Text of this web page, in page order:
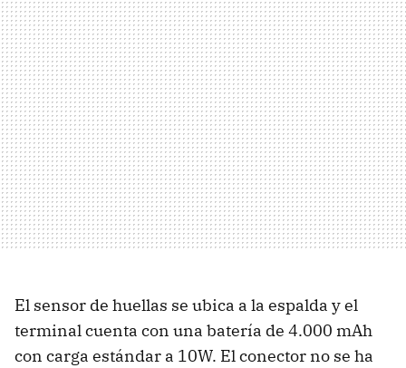
El sensor de huellas se ubica a la espalda y el
terminal cuenta con una batería de 4.000 mAh
con carga estándar a 10W. El conector no se ha